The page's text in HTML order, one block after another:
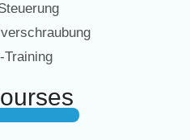
Training